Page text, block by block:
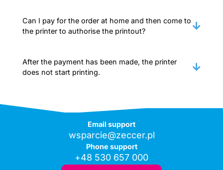
Can I pay for the order at home and then come to
the printer to authorise the printout?
After the payment has been made, the printer
does not start printing.
Email support
wsparcie@zeccer.pl
Phone support
+48 530 657 000